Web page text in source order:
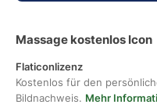
Massage kostenlos Icon
Flaticonlizenz
Kostenlos für den
Bildnachweis. Mehr